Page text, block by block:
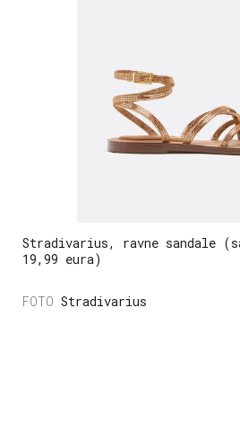
Stradivarius, ravne sandale
19,99 eura)
Stradivarius